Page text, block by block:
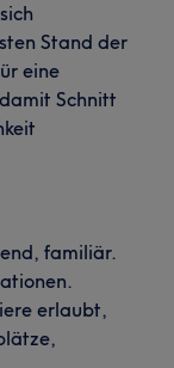
Stand der
eine
Schnitt
familiär.
erlaubt,